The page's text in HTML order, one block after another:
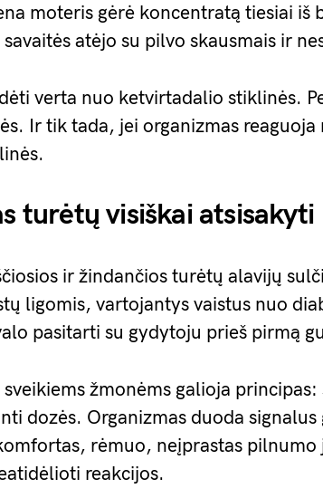
moteris gėrė koncentratą tiesiai
savaitės atėjo su pilvo skausmais ir
verta nuo ketvirtadalio stiklinės.
Ir tik tada, jei organizmas
turėtų visiškai atsisakyti
ir žindančios turėtų alavijų
ligomis, vartojantys vaistus nuo
pasitarti su gydytoju prieš pirmą
sveikiems žmonėms galioja
dozės. Organizmas duoda
rėmuo, neįprastas pilnumo
reakcijos.